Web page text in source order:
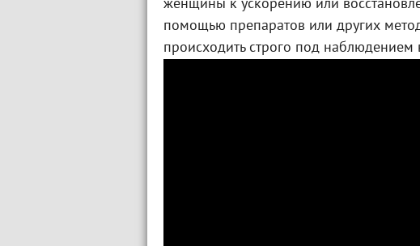
женщины к ускорению или
помощью препаратов или других
происходить строго под